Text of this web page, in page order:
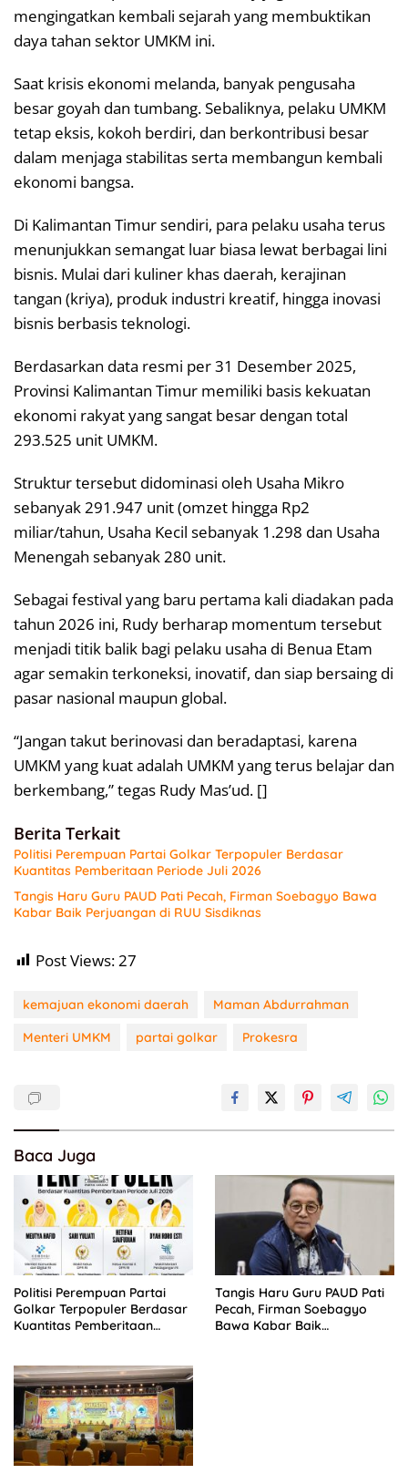
mengingatkan kembali sejarah yang membuktikan
daya tahan sektor UMKM ini.
Saat krisis ekonomi melanda, banyak pengusaha
besar goyah dan tumbang. Sebaliknya, pelaku UMKM
tetap eksis, kokoh berdiri, dan berkontribusi besar
dalam menjaga stabilitas serta membangun kembali
ekonomi bangsa.
Di Kalimantan Timur sendiri, para pelaku usaha terus
menunjukkan semangat luar biasa lewat berbagai lini
bisnis. Mulai dari kuliner khas daerah, kerajinan
tangan (kriya), produk industri kreatif, hingga inovasi
bisnis berbasis teknologi.
Berdasarkan data resmi per 31 Desember 2025,
Provinsi Kalimantan Timur memiliki basis kekuatan
ekonomi rakyat yang sangat besar dengan total
293.525 unit UMKM.
Struktur tersebut didominasi oleh Usaha Mikro
sebanyak 291.947 unit (omzet hingga Rp2
miliar/tahun, Usaha Kecil sebanyak 1.298 dan Usaha
Menengah sebanyak 280 unit.
Sebagai festival yang baru pertama kali diadakan pada
tahun 2026 ini, Rudy berharap momentum tersebut
menjadi titik balik bagi pelaku usaha di Benua Etam
agar semakin terkoneksi, inovatif, dan siap bersaing di
pasar nasional maupun global.
“Jangan takut berinovasi dan beradaptasi, karena
UMKM yang kuat adalah UMKM yang terus belajar dan
berkembang,” tegas Rudy Mas’ud. []
Berita Terkait
Politisi Perempuan Partai Golkar Terpopuler Berdasar
Kuantitas Pemberitaan Periode Juli 2026
Tangis Haru Guru PAUD Pati Pecah, Firman Soebagyo Bawa
Kabar Baik Perjuangan di RUU Sisdiknas
Post Views:27
kemajuan ekonomi daerah
Maman Abdurrahman
Menteri UMKM
partai golkar Prokesra
Baca Juga
Politisi Perempuan Partai
Golkar Terpopuler Berdasar
Kuantitas Pemberitaan
Tangis Haru Guru PAUD Pati
Pecah, Firman Soebagyo
Bawa Kabar Baik